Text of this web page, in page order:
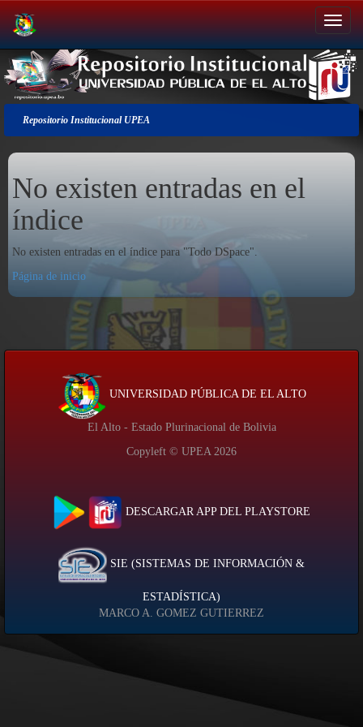
Salir
de
la
navegación
Repositorio Institucional UPEA
No existen entradas en el
índice
No existen entradas en el índice para "Todo DSpace".
Página de inicio
UNIVERSIDAD PÚBLICA DE EL ALTO
El Alto - Estado Plurinacional de Bolivia
Copyleft © UPEA 2026
DESCARGAR APP DEL PLAYSTORE
SIE (SISTEMAS DE INFORMACIÓN &
ESTADÍSTICA)
MARCO A. GOMEZ GUTIERREZ